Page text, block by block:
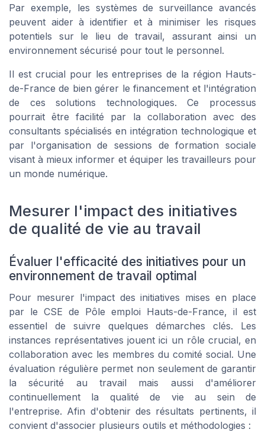
Par exemple, les systèmes de surveillance avancés
peuvent aider à identifier et à minimiser les risques
potentiels sur le lieu de travail, assurant ainsi un
environnement sécurisé pour tout le personnel.
Il est crucial pour les entreprises de la région Hauts-
de-France de bien gérer le financement et l'intégration
de ces solutions technologiques. Ce processus
pourrait être facilité par la collaboration avec des
consultants spécialisés en intégration technologique et
par l'organisation de sessions de formation sociale
visant à mieux informer et équiper les travailleurs pour
un monde numérique.
Mesurer l'impact des initiatives
de qualité de vie au travail
Évaluer l'efficacité des initiatives pour un
environnement de travail optimal
Pour mesurer l'impact des initiatives mises en place
par le CSE de Pôle emploi Hauts-de-France, il est
essentiel de suivre quelques démarches clés. Les
instances représentatives jouent ici un rôle crucial, en
collaboration avec les membres du comité social. Une
évaluation régulière permet non seulement de garantir
la sécurité au travail mais aussi d'améliorer
continuellement la qualité de vie au sein de
l'entreprise. Afin d'obtenir des résultats pertinents, il
convient d'associer plusieurs outils et méthodologies :